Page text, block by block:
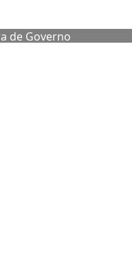
de Governo